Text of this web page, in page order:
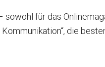
sowohl für das
die